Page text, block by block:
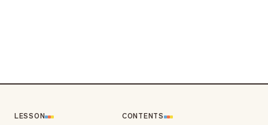
LESSON CONTENTS